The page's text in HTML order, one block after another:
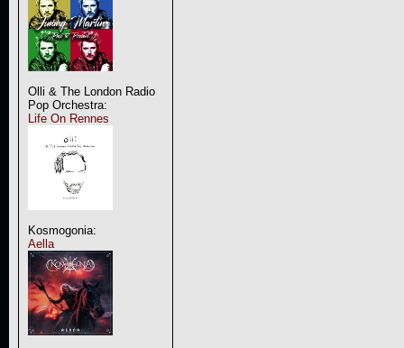
Olli & The London Radio
Pop Orchestra:
Life On Rennes
Kosmogonia:
Aella